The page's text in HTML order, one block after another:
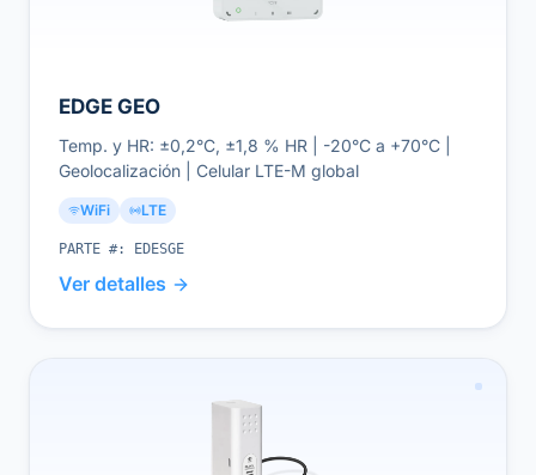
EDGE GEO
Temp. y HR: ±0,2°C, ±1,8 % HR | -20°C a +70°C |
Geolocalización | Celular LTE-M global
WiFi LTE
PARTE #: EDESGE
Ver detalles